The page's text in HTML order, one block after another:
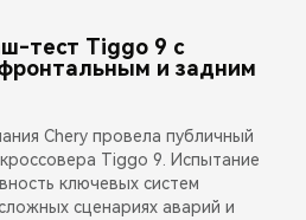
тест Tiggo 9 с
и задним
Chery провела публичный
Tiggo 9. Испытание
ключевых систем
сценариях аварий и